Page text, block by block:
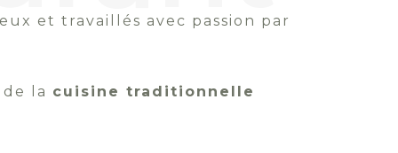
et travaillés avec passion par
la cuisine traditionnelle